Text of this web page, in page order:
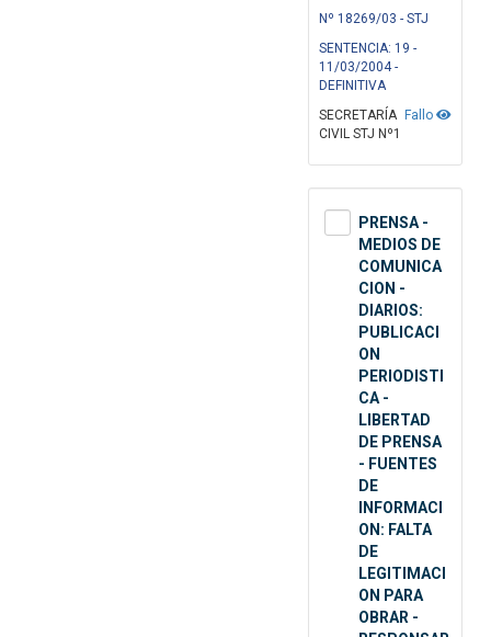
Nº 18269/03 - STJ
SENTENCIA: 19 -
11/03/2004 -
DEFINITIVA
Fallo
SECRETARÍA
CIVIL STJ Nº1
PRENSA -
MEDIOS DE
COMUNICA
CION -
DIARIOS:
PUBLICACI
ON
PERIODISTI
CA -
LIBERTAD
DE PRENSA
- FUENTES
DE
INFORMACI
ON: FALTA
DE
LEGITIMACI
ON PARA
OBRAR -